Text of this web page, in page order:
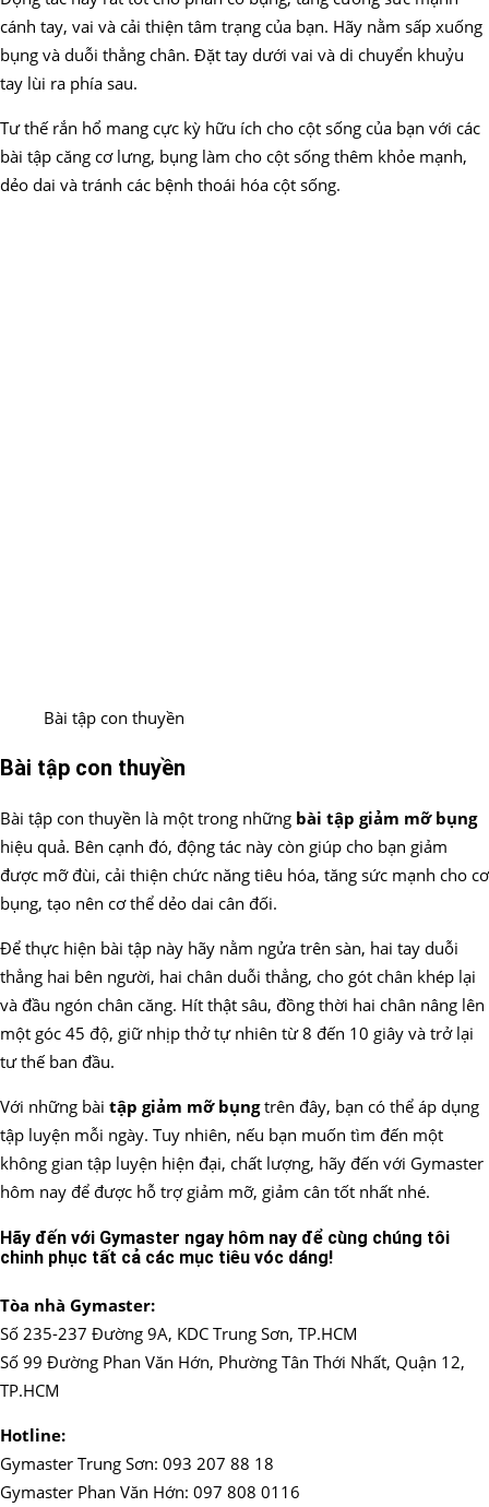
cánh tay, vai và cải thiện tâm trạng của bạn. Hãy nằm sấp xuống
bụng và duỗi thẳng chân. Đặt tay dưới vai và di chuyển khuỷu
tay lùi ra phía sau.
Tư thế rắn hổ mang cực kỳ hữu ích cho cột sống của bạn với các
bài tập căng cơ lưng, bụng làm cho cột sống thêm khỏe mạnh,
dẻo dai và tránh các bệnh thoái hóa cột sống.
Bài tập con thuyền
Bài tập con thuyền
Bài tập con thuyền là một trong những bài tập giảm mỡ bụng
hiệu quả. Bên cạnh đó, động tác này còn giúp cho bạn giảm
được mỡ đùi, cải thiện chức năng tiêu hóa, tăng sức mạnh cho cơ
bụng, tạo nên cơ thể dẻo dai cân đối.
Để thực hiện bài tập này hãy nằm ngửa trên sàn, hai tay duỗi
thẳng hai bên người, hai chân duỗi thẳng, cho gót chân khép lại
và đầu ngón chân căng. Hít thật sâu, đồng thời hai chân nâng lên
một góc 45 độ, giữ nhịp thở tự nhiên từ 8 đến 10 giây và trở lại
tư thế ban đầu.
Với những bài tập giảm mỡ bụngtrên đây, bạn có thể áp dụng
tập luyện mỗi ngày. Tuy nhiên, nếu bạn muốn tìm đến một
không gian tập luyện hiện đại, chất lượng, hãy đến với Gymaster
hôm nay để được hỗ trợ giảm mỡ, giảm cân tốt nhất nhé.
Hãy đến với Gymaster ngay hôm nay để cùng chúng tôi
chinh phục tất cả các mục tiêu vóc dáng!
Tòa nhà Gymaster:
Số 235-237 Đường 9A, KDC Trung Sơn, TP.HCM
Số 99 Đường Phan Văn Hớn, Phường Tân Thới Nhất, Quận 12,
TP.HCM
Hotline:
Gymaster Trung Sơn: 093 207 88 18
Gymaster Phan Văn Hớn: 097 808 0116